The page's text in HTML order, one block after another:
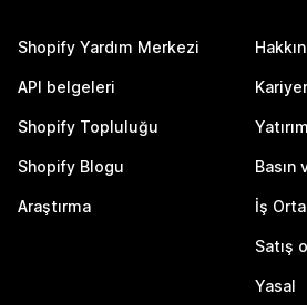
Shopify Yardım Merkezi
API belgeleri
Shopify Topluluğu
Shopify Blogu
Araştırma
Kariyer
Basın
İş
Satış
Yasal